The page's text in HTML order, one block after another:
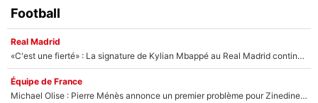
Football
Real Madrid
«C'est une fierté» : La signature de Kylian Mbappé au Real Madrid continue de régaler l'Espagne
Équipe de France
Michael Olise : Pierre Ménès annonce un premier problème pour Zinedine Zidane en équipe de France